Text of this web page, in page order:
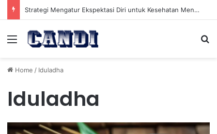
Strategi Mengatur Ekspektasi Diri untuk Kesehatan Mental yang Lebih Seimbang
Menu
Home / Iduladha
Iduladha